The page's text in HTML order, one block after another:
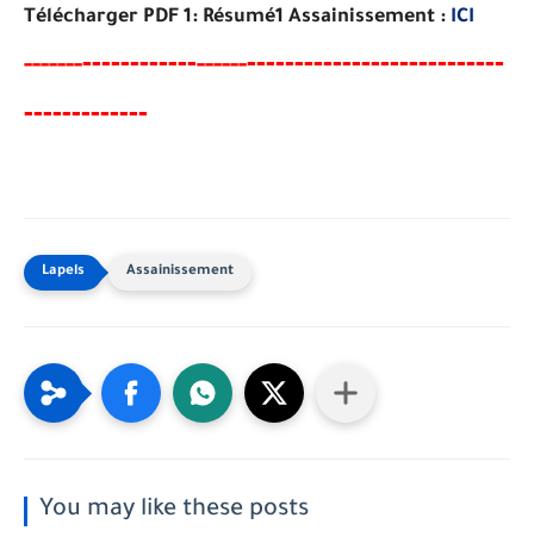
Télécharger PDF 1: Résumé1 Assainissement : ICI
----------------------------------------------------
-------------
Assainissement
You may like these posts